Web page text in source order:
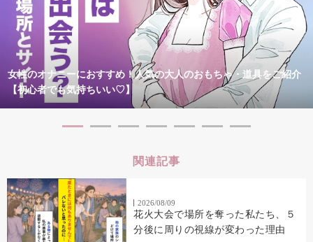
女性のオナニーにおすすめ！人気の大人のおもちゃ・道具をご紹介
【初心者でも気持ちいい♡】
関連記事
2026/08/09
花火大会で場所を奪った私たち、５
分後に周りの視線が変わった理由